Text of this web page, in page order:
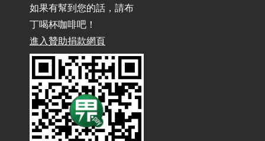
Powered by OpenAI
雜談：生活小技巧之用魔鬼氈避免機車鑰匙脫落吧
/ Talk: Use Velcro to Prevent Your Motorcycle Key From Falling
AdGuard Home不只是拿來擋廣告/ AdGuard
Home Is More Than Just an Ad Blocker
如果有幫到您的話，請布
丁喝杯咖啡吧！
進入贊助捐款網頁